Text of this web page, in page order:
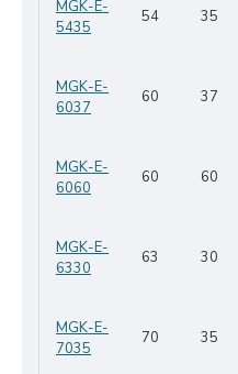
MGK-E-
5435
54 35
MGK-E-
6037
60 37
MGK-E-
6060
60 60
MGK-E-
6330
63 30
MGK-E-
7035
70 35